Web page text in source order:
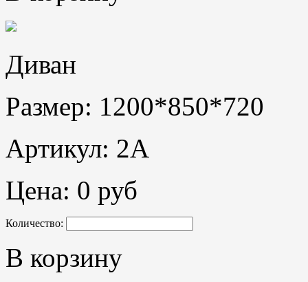
Диван
Размер: 1200*850*720
Артикул: 2А
Цена: 0 руб
Количество:
В корзину